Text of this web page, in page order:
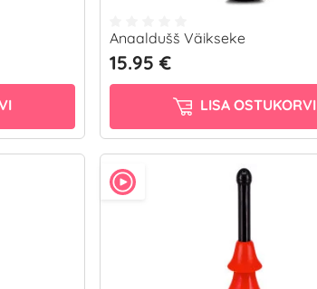
Anaaldušš Väikseke
15.95 €
LISA OSTUKORVI